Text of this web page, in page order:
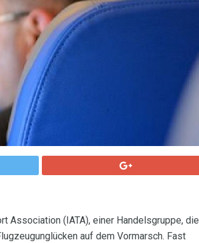
Association (IATA), einer Handelsgruppe, die
auf dem Vormarsch. Fast